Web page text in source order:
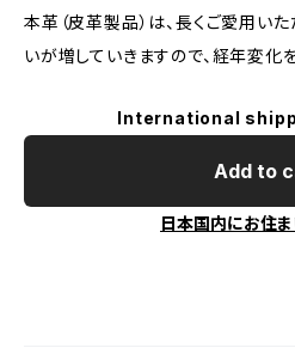
本革（皮革製品）は、長くご愛用い
いが増していきますので、経年変化
International
Add to
日本国内にお住